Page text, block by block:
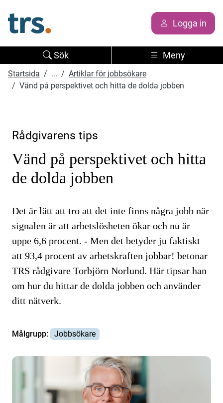
Logga in
Sök Meny
Startsida ...
Artiklar för jobbsökare
Vänd på perspektivet och hitta de dolda jobben
Rådgivarens tips
Vänd på perspektivet och hitta
de dolda jobben
Det är lätt att tro att det inte finns några jobb när
signalen är att arbetslösheten ökar och nu är
uppe 6,6 procent. - Men det betyder ju faktiskt
att 93,4 procent av arbetskraften jobbar! betonar
TRS rådgivare Torbjörn Norlund. Här tipsar han
om hur du hittar de dolda jobben och använder
ditt nätverk.
Målgrupp: Jobbsökare